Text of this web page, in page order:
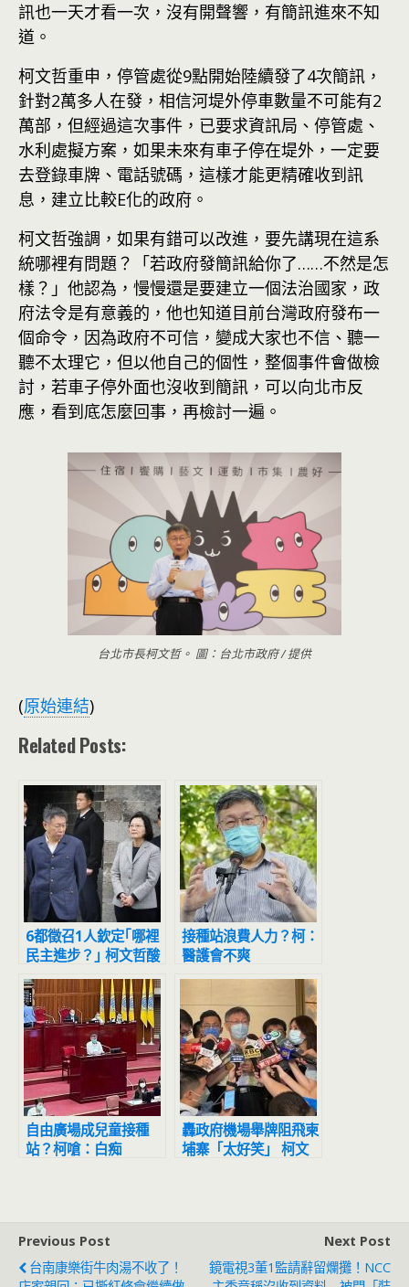
訊也一天才看一次，沒有開聲響，有簡訊進來不知
道。
柯文哲重申，停管處從9點開始陸續發了4次簡訊，
針對2萬多人在發，相信河堤外停車數量不可能有2
萬部，但經過這次事件，已要求資訊局、停管處、
水利處擬方案，如果未來有車子停在堤外，一定要
去登錄車牌、電話號碼，這樣才能更精確收到訊
息，建立比較E化的政府。
柯文哲強調，如果有錯可以改進，要先講現在這系
統哪裡有問題？「若政府發簡訊給你了……不然是怎
樣？」他認為，慢慢還是要建立一個法治國家，政
府法令是有意義的，他也知道目前台灣政府發布一
個命令，因為政府不可信，變成大家也不信、聽一
聽不太理它，但以他自己的個性，整個事件會做檢
討，若車子停外面也沒收到簡訊，可以向北市反
應，看到底怎麼回事，再檢討一遍。
台北市長柯文哲。 圖：台北市政府 / 提供
(原始連結)
Related Posts:
6都徵召1人欽定｢哪裡
民主進步？｣ 柯文哲酸
蔡英文：跟習近平差不
多
接種站浪費人力？柯：
醫護會不爽
自由廣場成兒童接種
站？柯嗆：白痴
轟政府機場舉牌阻飛柬
埔寨「太好笑」 柯文
Previous Post
台南康樂街牛肉湯不收了！
Next Post
鏡電視3董1監請辭留爛攤！NCC